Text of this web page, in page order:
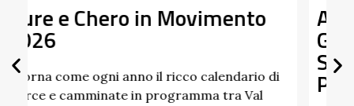
Alla Scoperta dei Profumi del
Giardino del Castello di
Pallavicino